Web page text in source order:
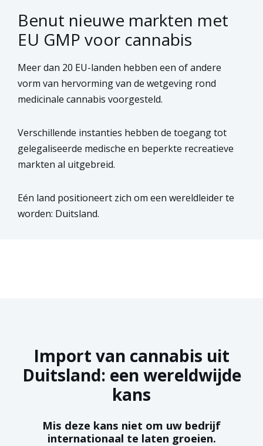
Benut nieuwe markten met
EU GMP voor cannabis
Meer dan 20 EU-landen hebben een of andere
vorm van hervorming van de wetgeving rond
medicinale cannabis voorgesteld.
Verschillende instanties hebben de toegang tot
gelegaliseerde medische en beperkte recreatieve
markten al uitgebreid.
Eén land positioneert zich om een wereldleider te
worden: Duitsland.
Import van cannabis uit
Duitsland: een wereldwijde
kans
Mis deze kans niet om uw bedrijf
internationaal te laten groeien.